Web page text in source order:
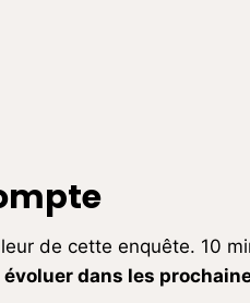
de cette enquête. 10
dans les